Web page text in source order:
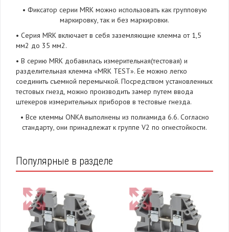
• Фиксатор серии MRK можно использовать как групповую
маркировку, так и без маркировки.
• Серия MRK включает в себя заземляющие клемма от 1,5
мм2 до 35 мм2.
• В серию MRK добавилась измерительная(тестовая) и
разделительная клемма «MRK TEST». Ее можно легко
соединить съемной перемычкой. Посредством установленных
тестовых гнезд, можно производить замер путем ввода
штекеров измерительных приборов в тестовые гнезда.
• Все клеммы ONKA выполнены из полиамида 6.6. Согласно
стандарту, они принадлежат к группе V2 по огнестойкости.
Популярные в разделе